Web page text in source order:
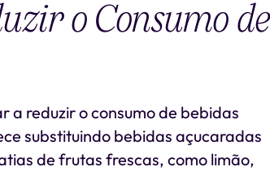
o Consumo de
a reduzir o consumo de bebidas
substituindo bebidas açucaradas
de frutas frescas, como limão,